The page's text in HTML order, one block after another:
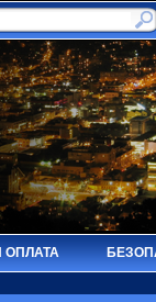
ОПЛАТА